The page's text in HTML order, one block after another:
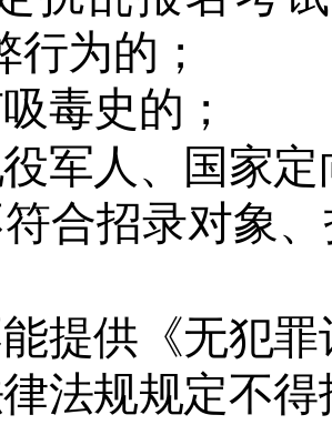
为的；
毒史的；
军人、国家
合招录对象
提供《无犯
法规规定不